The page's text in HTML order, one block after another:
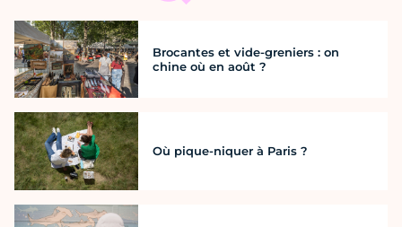
Brocantes et vide-greniers : on
chine où en août ?
Où pique-niquer à Paris ?